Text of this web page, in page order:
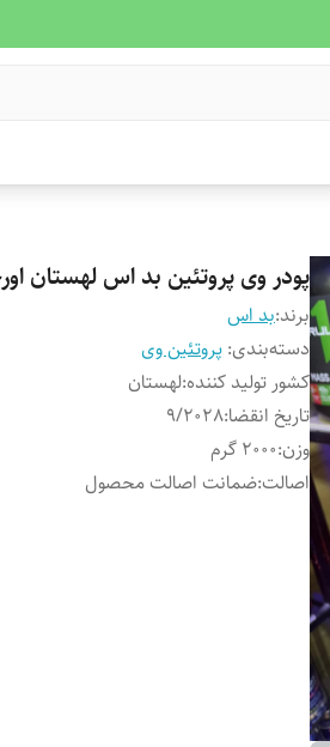
پودر وی پروتئین بد اس لهستان
برند:بد اس
دسته‌بندی: پروتئین وی
کشور تولید کننده:لهستان
تاریخ انقضا:
9/2028
وزن:2000 گرم
اصالت:ضمانت اصالت محصول